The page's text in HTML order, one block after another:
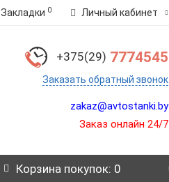
Закладки 0 Личный кабинет
+375(29) 7774545
Заказать обратный звонок
zakaz@avtostanki.by
Заказ онлайн 24/7
Корзинапокупок: 0